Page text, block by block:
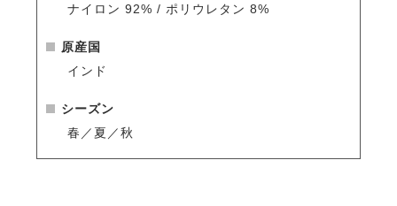
ナイロン 92% / ポリウレタン 8%
原産国
インド
シーズン
春／夏／秋